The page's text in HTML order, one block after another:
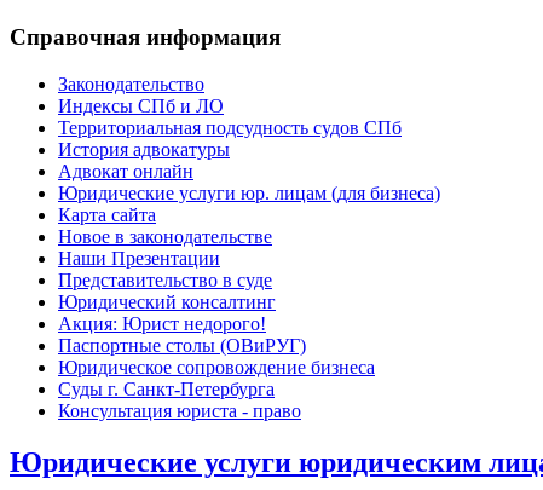
Справочная информация
Законодательство
Индексы СПб и ЛО
Территориальная подсудность судов СПб
История адвокатуры
Адвокат онлайн
Юридические услуги юр. лицам (для бизнеса)
Карта сайта
Новое в законодательстве
Наши Презентации
Представительство в суде
Юридический консалтинг
Акция: Юрист недорого!
Паспортные столы (ОВиРУГ)
Юридическое сопровождение бизнеса
Суды г. Санкт-Петербурга
Консультация юриста - право
Юридические услуги юридическим